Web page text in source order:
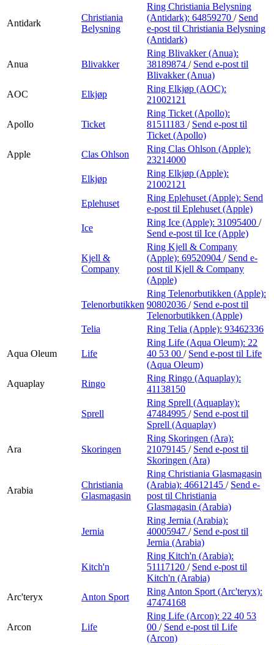
Antidark
Christiania
Belysning
Ring Christiania Belysning
(Antidark): 64859270 / Send
e-post til Christiania Belysning
(Antidark)
Anua Blivakker
Ring Blivakker (Anua):
38189874 / Send e-post til
Blivakker (Anua)
AOC
Elkjøp
Ring Elkjøp (AOC):
21002121
Apollo Ticket
Ring Ticket (Apollo):
81511183 / Send e-post til
Ticket (Apollo)
Apple
Clas Ohlson
Ring Clas Ohlson (Apple):
23214000
Elkjøp
Ring Elkjøp (Apple):
21002121
Eplehuset
Ring Eplehuset (Apple): Send
e-post til Eplehuset (Apple)
Ice
Ring Ice (Apple): 31095400 /
Send e-post til Ice (Apple)
Kjell &
Company
Ring Kjell & Company
(Apple): 69520904 / Send e-
post til Kjell & Company
(Apple)
Telenorbutikken
Ring Telenorbutikken (Apple):
90802036 / Send e-post til
Telenorbutikken (Apple)
Telia
Ring Telia (Apple): 93462336
Aqua Oleum Life
Ring Life (Aqua Oleum): 22
40 53 00 / Send e-post til Life
(Aqua Oleum)
Aquaplay
Ringo
Ring Ringo (Aquaplay):
41138150
Sprell
Ring Sprell (Aquaplay):
47484995 / Send e-post til
Sprell (Aquaplay)
Ara Skoringen
Ring Skoringen (Ara):
21079145 / Send e-post til
Skoringen (Ara)
Arabia
Christiania
Glasmagasin
Ring Christiania Glasmagasin
(Arabia): 46612145 / Send e-
post til Christiania
Glasmagasin (Arabia)
Jernia
Ring Jernia (Arabia):
40005947 / Send e-post til
Jernia (Arabia)
Kitch'n
Ring Kitch'n (Arabia):
51117120 / Send e-post til
Kitch'n (Arabia)
Arc'teryx
Anton Sport
Ring Anton Sport (Arc'teryx):
47474168
Arcon Life
Ring Life (Arcon): 22 40 53
00 / Send e-post til Life
(Arcon)